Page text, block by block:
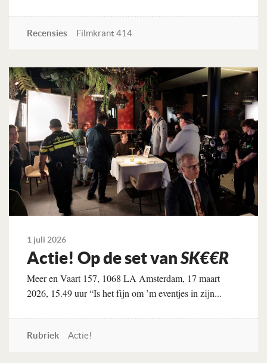
Recensies Filmkrant 414
Lees verder
1 juli 2026
Actie! Op de set vanSK€€R
Meer en Vaart 157, 1068 LA Amsterdam, 17 maart
2026, 15.49 uur “Is het fijn om ’m eventjes in zijn...
Rubriek Actie!